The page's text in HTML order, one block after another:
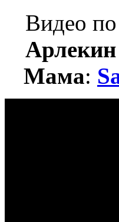
Видео
Арлекин
Мама: